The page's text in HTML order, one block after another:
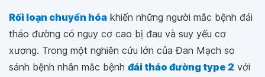
Rối loạn chuyển hóa khiến những người mắc bệnh đái
tháo đường có nguy cơ cao bị đau và suy yếu cơ
xương. Trong một nghiên cứu lớn của Đan Mạch so
sánh bệnh nhân mắc bệnh đái tháo đường type 2 với